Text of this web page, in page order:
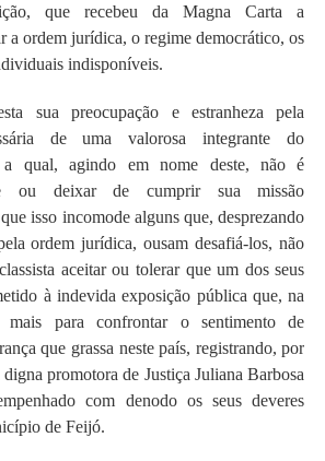
que recebeu da Magna Carta a
a ordem jurídica, o regime democrático, os
indisponíveis.
sua preocupação e estranheza pela
de uma valorosa integrante do
a qual, agindo em nome deste, não é
ou deixar de cumprir sua missão
isso incomode alguns que, desprezando
ordem jurídica, ousam desafiá-los, não
aceitar ou tolerar que um dos seus
à indevida exposição pública que, na
mais para confrontar o sentimento de
que grassa neste país, registrando, por
promotora de Justiça Juliana Barbosa
com denodo os seus deveres
de Feijó.